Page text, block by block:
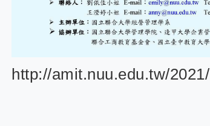
http://amit.nuu.edu.tw/2021/